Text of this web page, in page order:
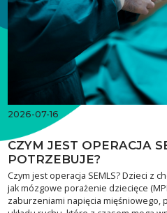
2026-07-16
CZYM JEST OPERACJA
POTRZEBUJE?
Czym jest operacja SEMLS? Dzieci z
jak mózgowe porażenie dziecięce
zaburzeniami napięcia mięśniowego,